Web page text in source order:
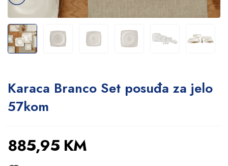
Karaca Branco Set posuđa za jelo
57kom
885,95 KM